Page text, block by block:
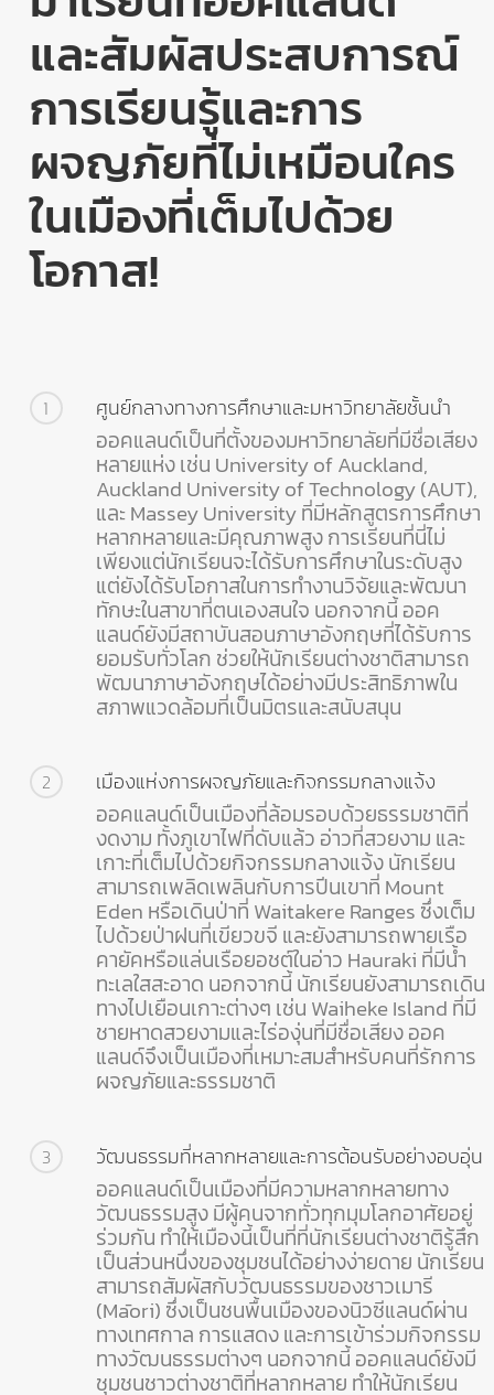
และสัมผัสประสบการณ์
การเรียนรู้และการ
ผจญภัยที่ไม่เหมือนใคร
ในเมืองที่เต็มไปด้วย
โอกาส!
1 ศูนย์กลางทางการศึกษาและมหาวิทยาลัยชั้นนำ
ออคแลนด์เป็นที่ตั้งของมหาวิทยาลัยที่มีชื่อเสียง
หลายแห่ง เช่น University of Auckland,
Auckland University of Technology (AUT),
และ Massey University ที่มีหลักสูตรการศึกษา
หลากหลายและมีคุณภาพสูง การเรียนที่นี่ไม่
เพียงแต่นักเรียนจะได้รับการศึกษาในระดับสูง
แต่ยังได้รับโอกาสในการทำงานวิจัยและพัฒนา
ทักษะในสาขาที่ตนเองสนใจ นอกจากนี้ ออค
แลนด์ยังมีสถาบันสอนภาษาอังกฤษที่ได้รับการ
ยอมรับทั่วโลก ช่วยให้นักเรียนต่างชาติสามารถ
พัฒนาภาษาอังกฤษได้อย่างมีประสิทธิภาพใน
สภาพแวดล้อมที่เป็นมิตรและสนับสนุน
2 เมืองแห่งการผจญภัยและกิจกรรมกลางแจ้ง
ออคแลนด์เป็นเมืองที่ล้อมรอบด้วยธรรมชาติที่
งดงาม ทั้งภูเขาไฟที่ดับแล้ว อ่าวที่สวยงาม และ
เกาะที่เต็มไปด้วยกิจกรรมกลางแจ้ง นักเรียน
สามารถเพลิดเพลินกับการปีนเขาที่ Mount
Eden หรือเดินป่าที่ Waitakere Ranges ซึ่งเต็ม
ไปด้วยป่าฝนที่เขียวขจี และยังสามารถพายเรือ
คายัคหรือแล่นเรือยอชต์ในอ่าว Hauraki ที่มีน้ำ
ทะเลใสสะอาด นอกจากนี้ นักเรียนยังสามารถเดิน
ทางไปเยือนเกาะต่างๆ เช่น Waiheke Island ที่มี
ชายหาดสวยงามและไร่องุ่นที่มีชื่อเสียง ออค
แลนด์จึงเป็นเมืองที่เหมาะสมสำหรับคนที่รักการ
ผจญภัยและธรรมชาติ
3 วัฒนธรรมที่หลากหลายและการต้อนรับอย่างอบอุ่น
ออคแลนด์เป็นเมืองที่มีความหลากหลายทาง
วัฒนธรรมสูง มีผู้คนจากทั่วทุกมุมโลกอาศัยอยู่
ร่วมกัน ทำให้เมืองนี้เป็นที่ที่นักเรียนต่างชาติรู้สึก
เป็นส่วนหนึ่งของชุมชนได้อย่างง่ายดาย นักเรียน
สามารถสัมผัสกับวัฒนธรรมของชาวเมารี
(Māori) ซึ่งเป็นชนพื้นเมืองของนิวซีแลนด์ผ่าน
ทางเทศกาล การแสดง และการเข้าร่วมกิจกรรม
ทางวัฒนธรรมต่างๆ นอกจากนี้ ออคแลนด์ยังมี
ชุมชนชาวต่างชาติที่หลากหลาย ทำให้นักเรียน